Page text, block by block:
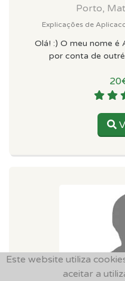
Este website utiliza
aceitar a
Porto,
Explicações de
Olá! :) O meu nome é
por conta de